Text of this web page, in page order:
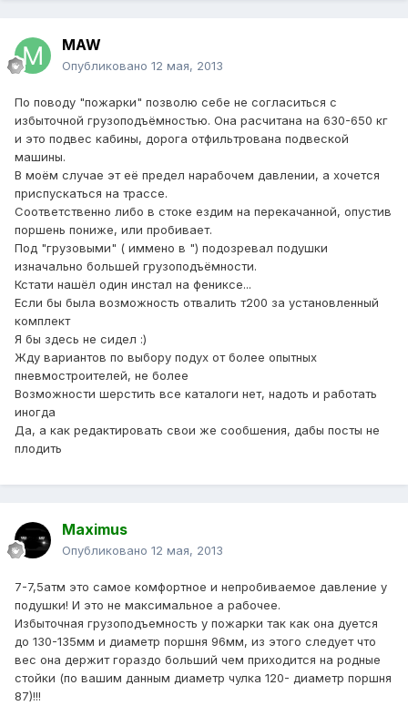
MAW
Опубликовано 12 мая, 2013
По поводу "пожарки" позволю себе не согласиться с
избыточной грузоподъёмностью. Она расчитана на 630-650 кг
и это подвес кабины, дорога отфильтрована подвеской
машины.
В моём случае эт её предел нарабочем давлении, а хочется
приспускаться на трассе.
Соответственно либо в стоке ездим на перекачанной, опустив
поршень пониже, или пробивает.
Под "грузовыми" ( иммено в ") подозревал подушки
изначально большей грузоподъёмности.
Кстати нашёл один инстал на фениксе...
Если бы была возможность отвалить т200 за установленный
комплект
Я бы здесь не сидел :)
Жду вариантов по выбору подух от более опытных
пневмостроителей, не более
Возможности шерстить все каталоги нет, надоть и работать
иногда
Да, а как редактировать свои же сообшения, дабы посты не
плодить
Maximus
Опубликовано 12 мая, 2013
7-7,5атм это самое комфортное и непробиваемое давление у
подушки! И это не максимальное а рабочее.
Избыточная грузоподъемность у пожарки так как она дуется
до 130-135мм и диаметр поршня 96мм, из этого следует что
вес она держит гораздо больший чем приходится на родные
стойки (по вашим данным диаметр чулка 120- диаметр поршня
87)!!!